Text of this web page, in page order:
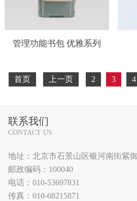
管理功能书包 优雅系列
首页 上一页 2 3 4
联系我们
CONTACT US
地址：北京市石景山区银河南街紫
邮政编码：100040
电话：010-53697831
传真：010-68215871